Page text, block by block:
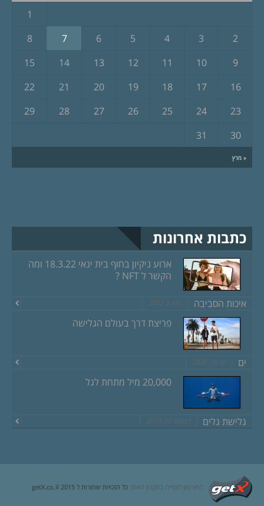
« מרץ
1
2
3
4
5
6
7
8
9
10
11
12
13
14
15
16
17
18
19
20
21
22
23
24
25
26
27
28
29
30
31
כתבות אחרונות
ארוע ניקיון בחוף בית ינאי 18.3.22 ומה
הקשר ל NFT ?
איכות הסביבה מרץ 8, 2022
פריצת דרך בעולם הגלישה
ים יוני 18, 2020
20,000 מיל מתחת לגל
גלישת גלים דצמבר 13, 2019
לחץ כאן לצפייה בתקנון האתר כל הזכויות שמורות ל getX.co.il 2015